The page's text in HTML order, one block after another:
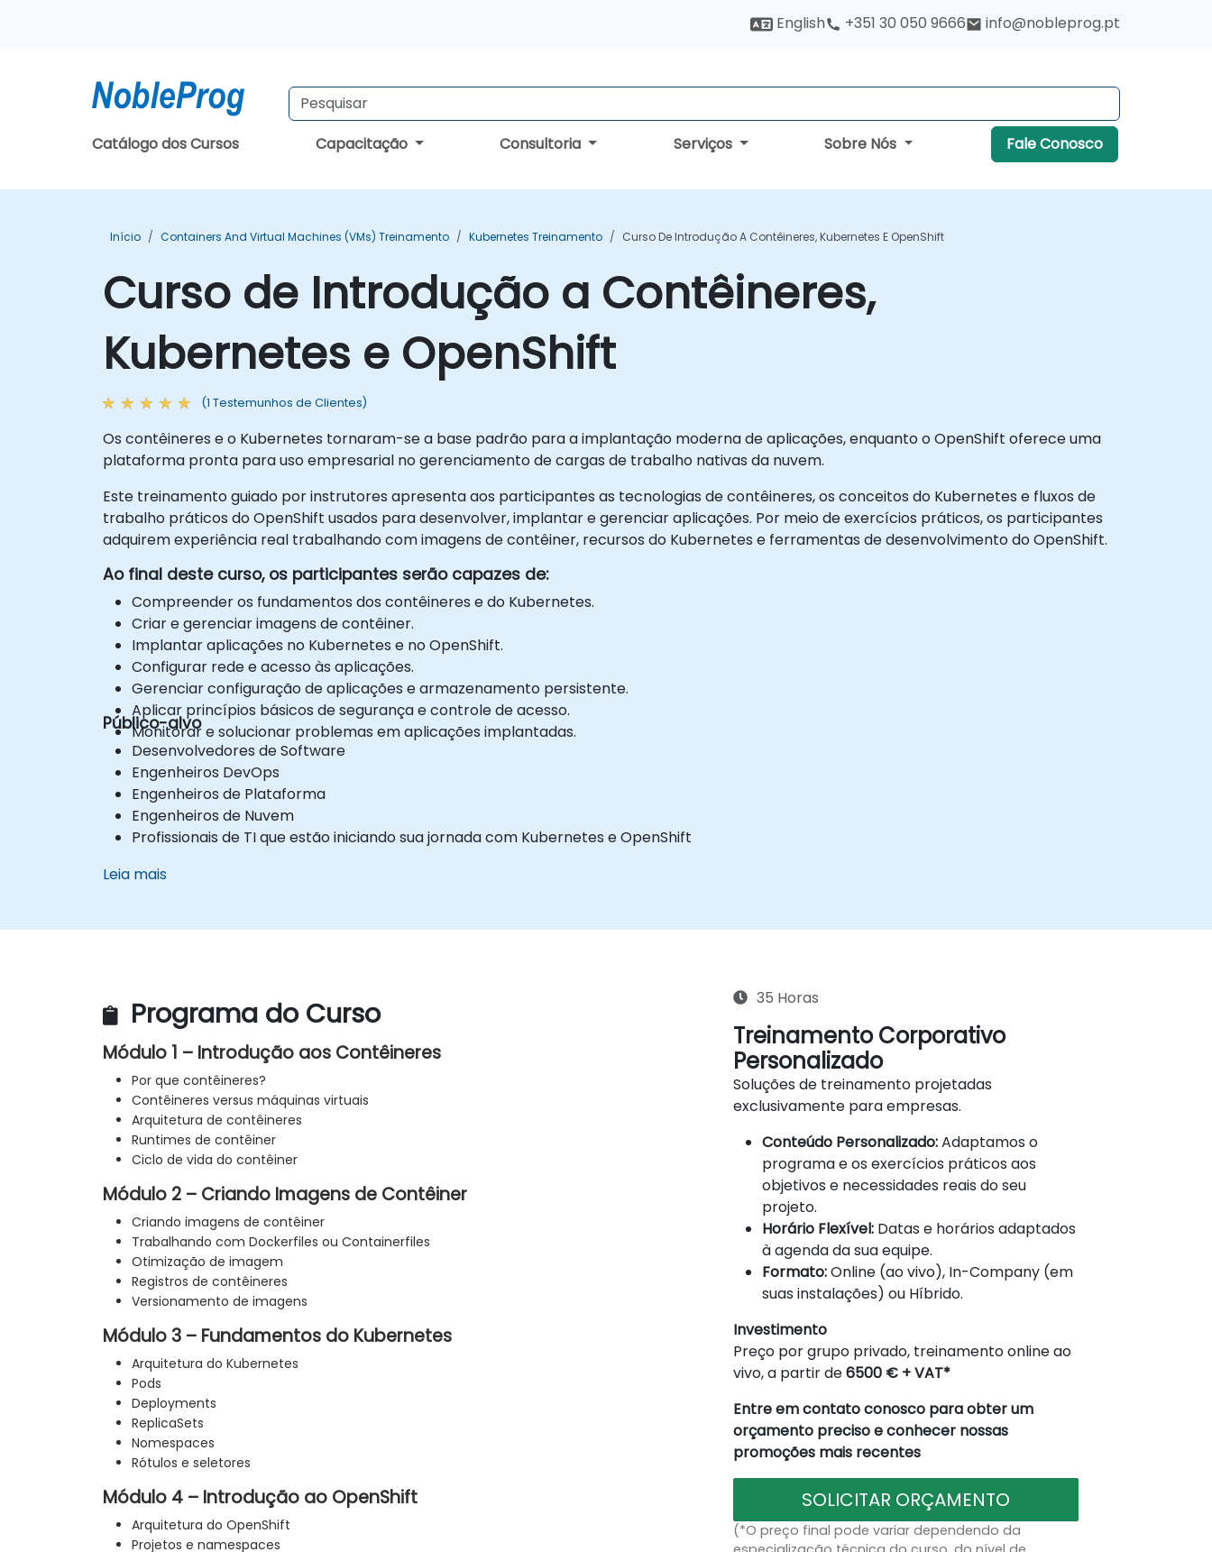
English +351 30 050 9666 info@nobleprog.pt
Catálogo dos Cursos Capacitação Consultoria Serviços Sobre Nós Fale Conosco
Início Containers And Virtual Machines (VMs) Treinamento Kubernetes Treinamento Curso De Introdução A Contêineres, Kubernetes E OpenShift
Curso de Introdução a Contêineres,
Kubernetes e OpenShift
(1 Testemunhos de Clientes)
Os contêineres e o Kubernetes tornaram-se a base padrão para a implantação moderna de aplicações, enquanto o OpenShift oferece uma
plataforma pronta para uso empresarial no gerenciamento de cargas de trabalho nativas da nuvem.
Este treinamento guiado por instrutores apresenta aos participantes as tecnologias de contêineres, os conceitos do Kubernetes e fluxos de
trabalho práticos do OpenShift usados para desenvolver, implantar e gerenciar aplicações. Por meio de exercícios práticos, os participantes
adquirem experiência real trabalhando com imagens de contêiner, recursos do Kubernetes e ferramentas de desenvolvimento do OpenShift.
Ao final deste curso, os participantes serão capazes de:
Compreender os fundamentos dos contêineres e do Kubernetes.
Criar e gerenciar imagens de contêiner.
Implantar aplicações no Kubernetes e no OpenShift.
Configurar rede e acesso às aplicações.
Gerenciar configuração de aplicações e armazenamento persistente.
Aplicar princípios básicos de segurança e controle de acesso.
Monitorar e solucionar problemas em aplicações implantadas.
Público-alvo
Desenvolvedores de Software
Engenheiros DevOps
Engenheiros de Plataforma
Engenheiros de Nuvem
Profissionais de TI que estão iniciando sua jornada com Kubernetes e OpenShift
Leia mais
Programa do Curso
Módulo 1 – Introdução aos Contêineres
Por que contêineres?
Contêineres versus máquinas virtuais
Arquitetura de contêineres
Runtimes de contêiner
Ciclo de vida do contêiner
Módulo 2 – Criando Imagens de Contêiner
Criando imagens de contêiner
Trabalhando com Dockerfiles ou Containerfiles
Otimização de imagem
Registros de contêineres
Versionamento de imagens
Módulo 3 – Fundamentos do Kubernetes
Arquitetura do Kubernetes
Pods
Deployments
ReplicaSets
Nomespaces
Rótulos e seletores
Módulo 4 – Introdução ao OpenShift
Arquitetura do OpenShift
Projetos e namespaces
35 Horas
Treinamento Corporativo
Personalizado
Soluções de treinamento projetadas
exclusivamente para empresas.
Conteúdo Personalizado:Adaptamos o
programa e os exercícios práticos aos
objetivos e necessidades reais do seu
projeto.
Horário Flexível:Datas e horários adaptados
à agenda da sua equipe.
Formato:Online (ao vivo), In-Company (em
suas instalações) ou Híbrido.
Investimento
Preço por grupo privado, treinamento online ao
vivo, a partir de6500 € + VAT*
Entre em contato conosco para obter um
orçamento preciso e conhecer nossas
promoções mais recentes
SOLICITAR ORÇAMENTO
(*O preço final pode variar dependendo da